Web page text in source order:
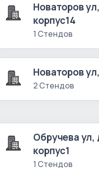
Новаторов
корпус14
1 Стендов
Новаторов
2 Стендов
Обручева
корпус1
1 Стендов